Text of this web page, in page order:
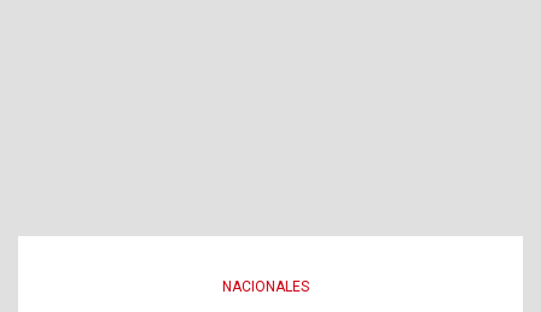
NACIONALES